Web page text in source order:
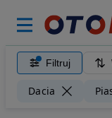
Filtruj
Dacia